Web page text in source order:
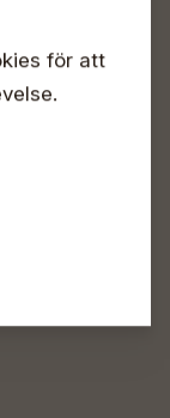
för att